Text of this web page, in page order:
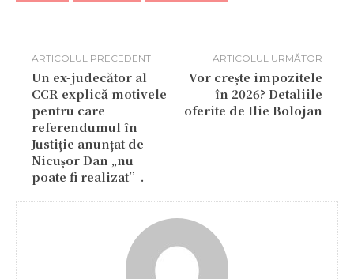
ARTICOLUL PRECEDENT
Un ex-judecător al
CCR explică motivele
pentru care
referendumul în
Justiție anunțat de
Nicușor Dan „nu
poate fi realizat”.
ARTICOLUL URMĂTOR
Vor crește impozitele
în 2026? Detaliile
oferite de Ilie Bolojan